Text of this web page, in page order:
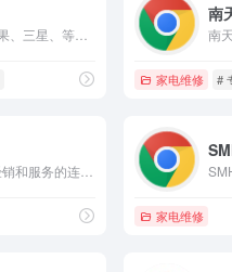
闪修侠-高品质的手机上门维修平台,提供苹果、三星、等主流机型的专业维修和手机回收服务,正规认证、方便快捷、专业靠谱。维修从未如此好用,一个电话,服务到家:4006007373。
南
家电维修 #
亨吉利世界名表中心是专业从事世界名表经销和服务的连锁集团，拥有雄厚的资金优势和良好的经营能力。其市场占有率位居国内名表零售业前列，是国内使用统一商号、覆盖地域广泛的名表销售连锁品牌。
家电维修